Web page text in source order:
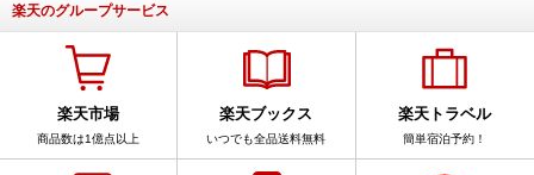
楽天のグループサービス
楽天市場
商品数は1億点以上
楽天ブックス
いつでも全品送料無料
楽天トラベル
簡単宿泊予約！